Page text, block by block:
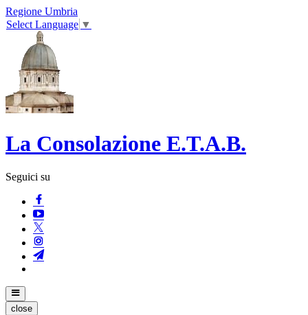
Regione Umbria
Select Language ▼
La Consolazione E.T.A.B.
Seguici su
close